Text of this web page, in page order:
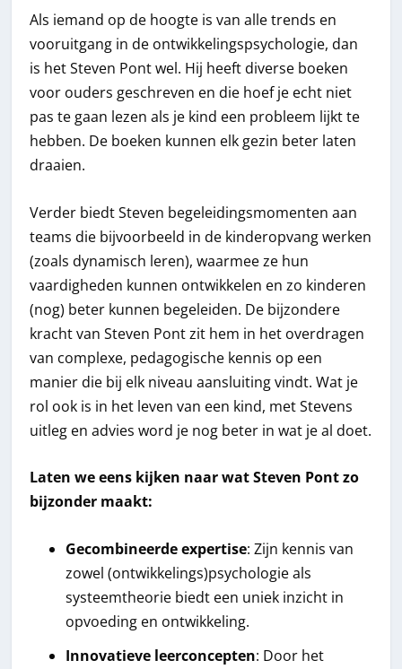
Als iemand op de hoogte is van alle trends en
vooruitgang in de ontwikkelingspsychologie, dan
is het Steven Pont wel. Hij heeft diverse boeken
voor ouders geschreven en die hoef je echt niet
pas te gaan lezen als je kind een probleem lijkt te
hebben. De boeken kunnen elk gezin beter laten
draaien.
Verder biedt Steven begeleidingsmomenten aan
teams die bijvoorbeeld in de kinderopvang werken
(zoals dynamisch leren), waarmee ze hun
vaardigheden kunnen ontwikkelen en zo kinderen
(nog) beter kunnen begeleiden. De bijzondere
kracht van Steven Pont zit hem in het overdragen
van complexe, pedagogische kennis op een
manier die bij elk niveau aansluiting vindt. Wat je
rol ook is in het leven van een kind, met Stevens
uitleg en advies word je nog beter in wat je al doet.
Laten we eens kijken naar wat Steven Pont zo
bijzonder maakt:
Gecombineerde expertise: Zijn kennis van
zowel (ontwikkelings)psychologie als
systeemtheorie biedt een uniek inzicht in
opvoeding en ontwikkeling.
Innovatieve leerconcepten: Door het